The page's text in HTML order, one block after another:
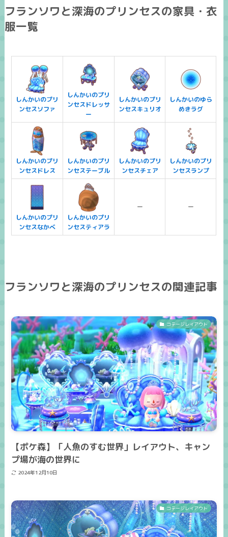
フランソワと深海のプリンセスの家具・衣
服一覧
しんかいのプリ
ンセスソファ
しんかいのプリ
ンセスドレッサ
ー
しんかいのプリ
ンセスキュリオ
しんかいのゆら
めきラグ
しんかいのプリ
ンセスドレス
しんかいのプリ
ンセステーブル
しんかいのプリ
ンセスチェア
しんかいのプリ
ンセスランプ
しんかいのプリ
ンセスなかべ
しんかいのプリ
ンセスティアラ
ー ー
フランソワと深海のプリンセスの関連記事
コテージレイアウト
【ポケ森】「人魚のすむ世界」レイアウト、キャン
プ場が海の世界に
2024年12月10日
コテージレイアウト